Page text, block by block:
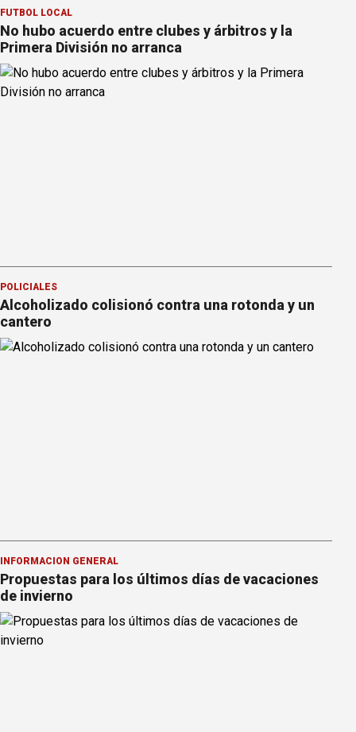
FÚTBOL LOCAL
No hubo acuerdo entre clubes y árbitros y la
Primera División no arranca
POLICIALES
Alcoholizado colisionó contra una rotonda y un
cantero
INFORMACION GENERAL
Propuestas para los últimos días de vacaciones
de invierno